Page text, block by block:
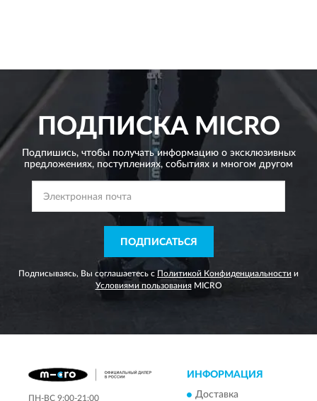
ПОДПИСКАMICRO
Подпишись, чтобы получать информацию о эксклюзивных
предложениях, поступлениях, событиях и многом другом
ПОДПИСАТЬСЯ
Подписываясь, Вы соглашаетесь с Политикой Конфиденциальности и
Условиями пользованияMICRO
ПН-ВС 9:00-21:00
ИНФОРМАЦИЯ
Доставка